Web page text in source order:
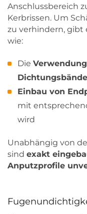
Anschlussbereich
Kerbrissen. Um
zu verhindern, gibt
wie:
Die
Einbau von
mit
wird
Unabhängig von
sind exakt
Anputzprofile